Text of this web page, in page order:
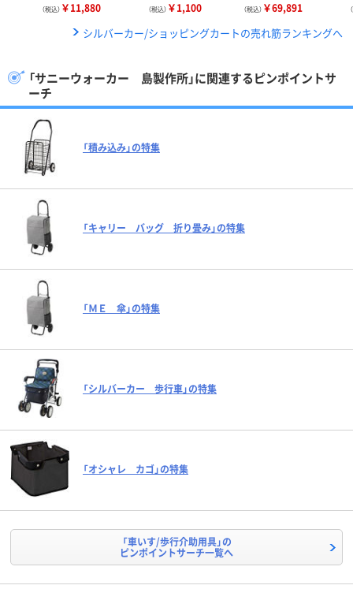
（税込） ￥11,880 （税込） ￥1,100 （税込） ￥69,891
シルバーカー/ショッピングカートの売れ筋ランキングへ
「サニーウォーカー 島製作所」に関連するピンポイントサ
ーチ
「積み込み」の特集
「キャリー バッグ 折り畳み」の特集
「ＭＥ 傘」の特集
「シルバーカー 歩行車」の特集
「オシャレ カゴ」の特集
「車いす/歩行介助用具」の
ピンポイントサーチ一覧へ